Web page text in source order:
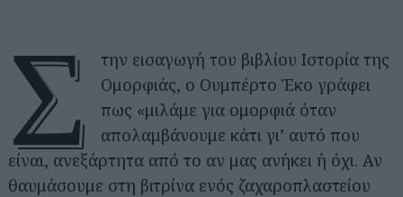
Σ
την εισαγωγή του βιβλίου Ιστορία της
Ομορφιάς, ο Ουμπέρτο Έκο γράφει
πως «μιλάμε για ομορφιά όταν
απολαμβάνουμε κάτι γι’ αυτό που
είναι, ανεξάρτητα από το αν μας ανήκει ή όχι. Αν
θαυμάσουμε στη βιτρίνα ενός ζαχαροπλαστείου